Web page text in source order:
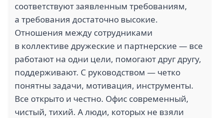
соответствуют заявленным требованиям,
а требования достаточно высокие.
Отношения между сотрудниками
в коллективе дружеские и партнерские — все
работают на одни цели, помогают друг другу,
поддерживают. С руководством — четко
понятны задачи, мотивация, инструменты.
Все открыто и честно. Офис современный,
чистый, тихий. А люди, которых не взяли